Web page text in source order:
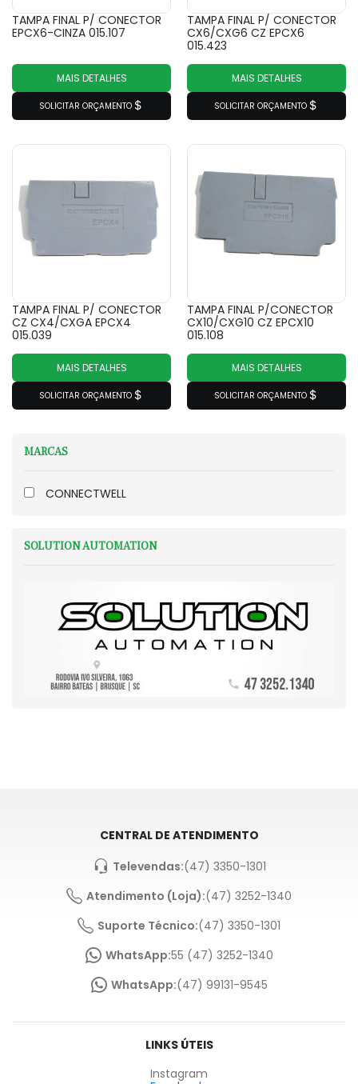
MARCAS
CONNECTWELL
SOLUTION AUTOMATION
TAMPA FINAL P/ CONECTOR
EPCX6-CINZA 015.107
MAIS DETALHES
SOLICITAR ORÇAMENTO
TAMPA FINAL P/ CONECTOR
CX6/CXG6 CZ EPCX6
015.423
MAIS DETALHES
SOLICITAR ORÇAMENTO
TAMPA FINAL P/ CONECTOR
CZ CX4/CXGA EPCX4
015.039
MAIS DETALHES
SOLICITAR ORÇAMENTO
TAMPA FINAL P/CONECTOR
CX10/CXG10 CZ EPCX10
015.108
MAIS DETALHES
SOLICITAR ORÇAMENTO
CENTRAL DE ATENDIMENTO
Televendas:(47) 3350-1301
Atendimento (Loja):(47) 3252-1340
Suporte Técnico:(47) 3350-1301
WhatsApp:55 (47) 3252-1340
WhatsApp:(47) 99131-9545
LINKS ÚTEIS
Instagram